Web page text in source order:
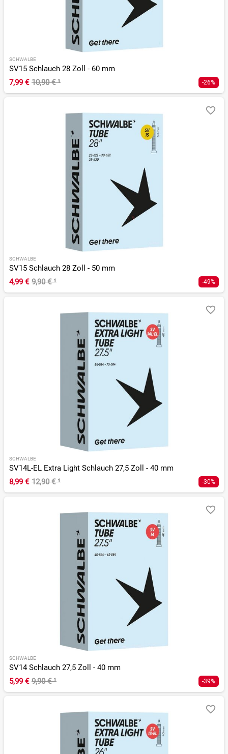
SCHWALBE
SV15 Schlauch 28 Zoll - 60 mm
7,99 € 10,90 €¹ -26%
SCHWALBE
SV15 Schlauch 28 Zoll - 50 mm
4,99 € 9,90 €¹ -49%
SCHWALBE
SV14L-EL Extra Light Schlauch 27,5 Zoll - 40 mm
8,99 € 12,90 €¹ -30%
SCHWALBE
SV14 Schlauch 27,5 Zoll - 40 mm
5,99 € 9,90 €¹ -39%